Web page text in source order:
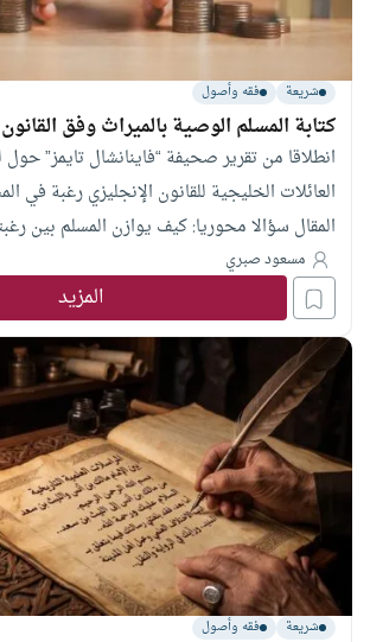
شريعة فقه وأصول
كتابة المسلم الوصية بالميراث وفق
انطلاقا من تقرير صحيفة “فاينانشال تايمز”
العائلات الخليجية للقانون الإنجليزي رغبة في
المقال سؤالا محوريا: كيف يوازن المسلم بين
والالتزام القطعي بفرائض الميراث؟
مسعود صبري
المزيد
شريعة فقه وأصول